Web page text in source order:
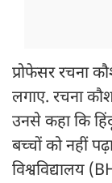
प्रोफेसर रचना
लगाए. रचना
उनसे कहा कि
बच्चों को नहीं
विश्वविद्यालय